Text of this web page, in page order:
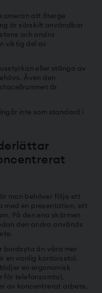
att återge
är särskilt användbar
och andra
viktig del av
eller stänga av
Även den
är
inte som standard i
man behöver följa ett
med en presentation, ett
På den ena skärmen
den andra används
bordsyta än våra mer
en vanlig kontorsstol.
en ergonomisk
för telefonsamtal,
av koncentrerat arbete.